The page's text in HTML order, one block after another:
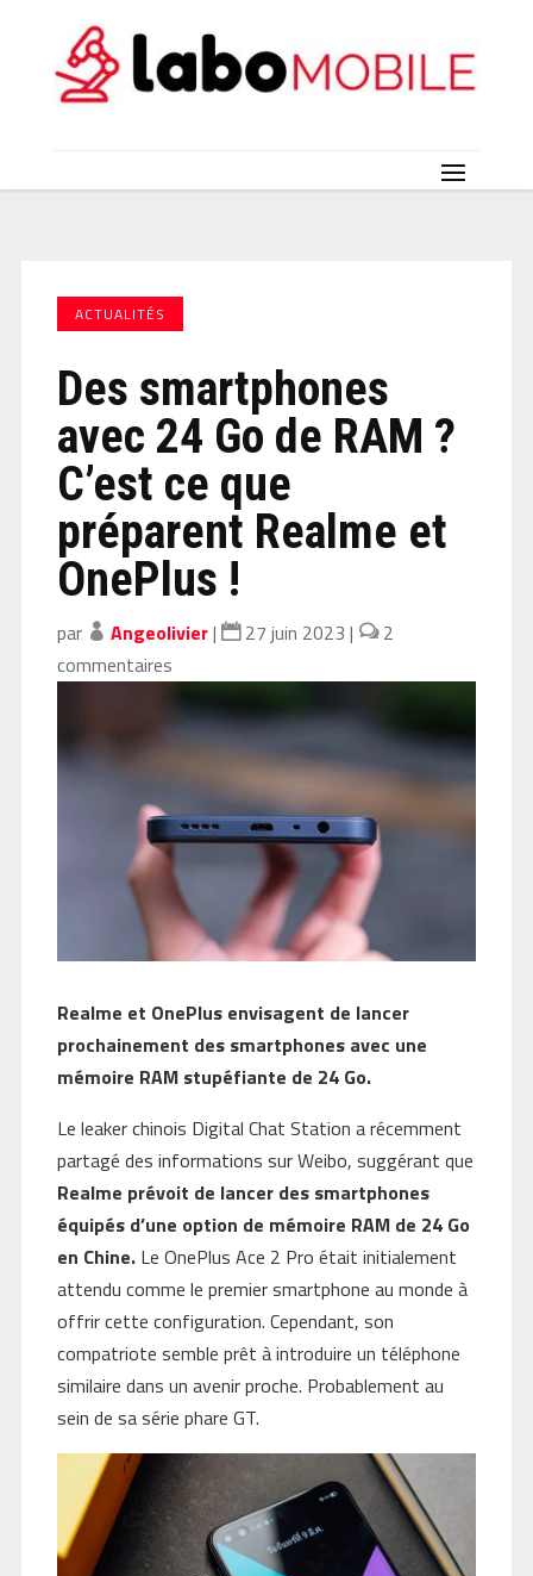
ACTUALITÉS
Des smartphones
avec 24 Go de RAM ?
C’est ce que
préparent Realme et
OnePlus !
par Angeolivier| 27 juin 2023 |
2
commentaires
Realme et OnePlus envisagent de lancer
prochainement des smartphones avec une
mémoire RAM stupéfiante de 24 Go.
Le leaker chinois Digital Chat Station a récemment
partagé des informations sur Weibo, suggérant que
Realme prévoit de lancer des smartphones
équipés d’une option de mémoire RAM de 24 Go
en Chine.Le OnePlus Ace 2 Pro était initialement
attendu comme le premier smartphone au monde à
offrir cette configuration. Cependant, son
compatriote semble prêt à introduire un téléphone
similaire dans un avenir proche. Probablement au
sein de sa série phare GT.